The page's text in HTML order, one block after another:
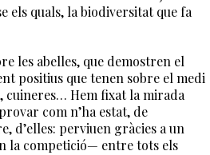
els quals, la biodiversitat que fa
les abelles, que demostren el
positius que tenen sobre el medi
cuineres… Hem fixat la mirada
com n’ha estat, de
d’elles: perviuen gràcies a un
la competició— entre tots els